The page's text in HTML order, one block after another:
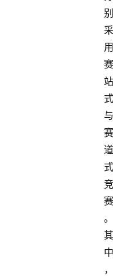
别
采
用
赛
站
式
与
赛
道
式
竞
赛
。
其
中
，